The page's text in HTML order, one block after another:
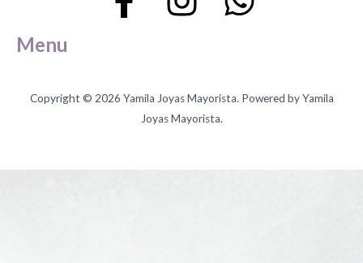
Menu
Copyright © 2026 Yamila Joyas Mayorista. Powered by Yamila
Joyas Mayorista.